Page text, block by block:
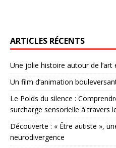
ARTICLES RÉCENTS
Une jolie histoire autour de l’art
Un film d’animation
Le Poids du silence :
surcharge sensorielle à travers
Découverte : « Être autiste »,
neurodivergence